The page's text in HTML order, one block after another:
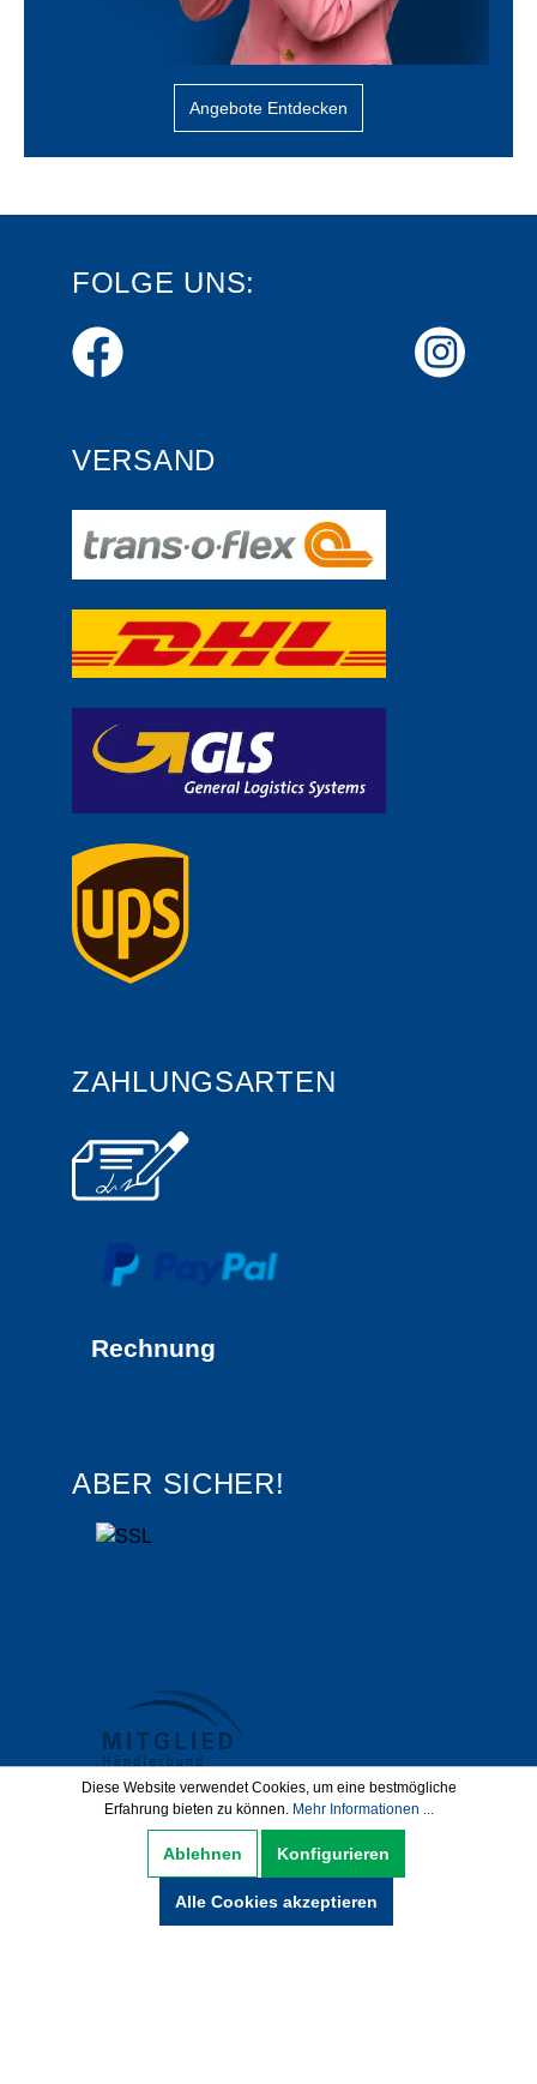
Angebote Entdecken
FOLGE UNS:
VERSAND
ZAHLUNGSARTEN
Rechnung
ABER SICHER!
Datenschutz AGB
Impressum
Hinweise zur Batterieentsorgung
Diese Website verwendet Cookies, um eine bestmögliche
Erfahrung bieten zu können. Mehr Informationen ...
Ablehnen Konfigurieren
Alle Cookies akzeptieren